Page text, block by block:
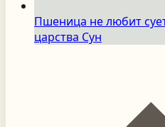
Пшеница не любит
царства Сун